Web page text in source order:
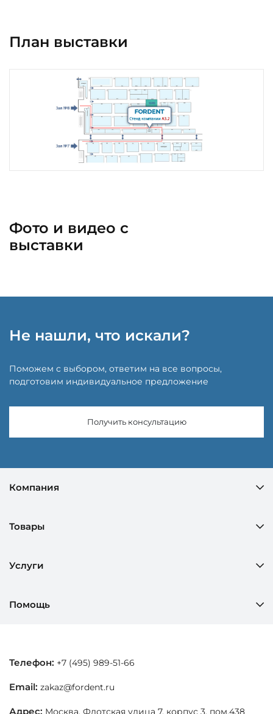
План выставки
Фото и видео с
выставки
Не нашли, что искали?
Поможем с выбором, ответим на все вопросы,
подготовим индивидуальное предложение
Получить консультацию
Компания
Товары
Услуги
Помощь
Телефон: +7 (495) 989-51-66
Email: zakaz@fordent.ru
Адрес: Москва, Флотская улица 7, корпус 3, пом.438